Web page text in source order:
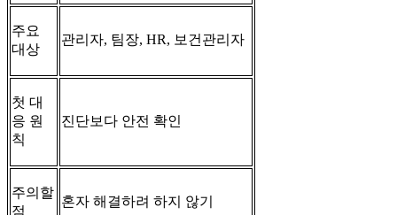
주요
대상
관리자, 팀장, HR, 보건관리자
첫 대
응 원
칙
진단보다 안전 확인
주의할
점
혼자 해결하려 하지 않기